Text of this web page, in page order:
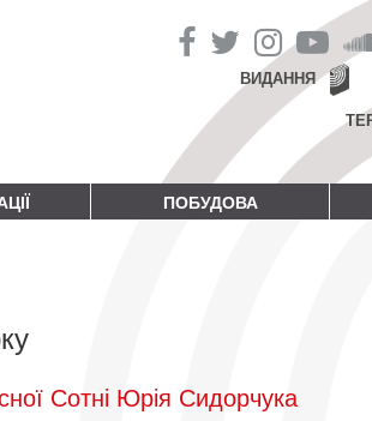
ВИДАННЯ
ПОБУДОВА
Сотні Юрія Сидорчука